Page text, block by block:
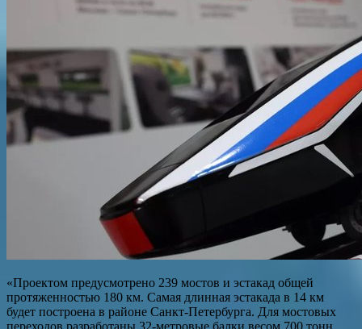
«Проектом предусмотрено 239 мостов и эстакад общей
протяженностью 180 км. Самая длинная эстакада в 14 км
будет построена в районе Санкт-Петербурга. Для мостовых
переходов разработаны 32-метровые балки весом 700 тонн,